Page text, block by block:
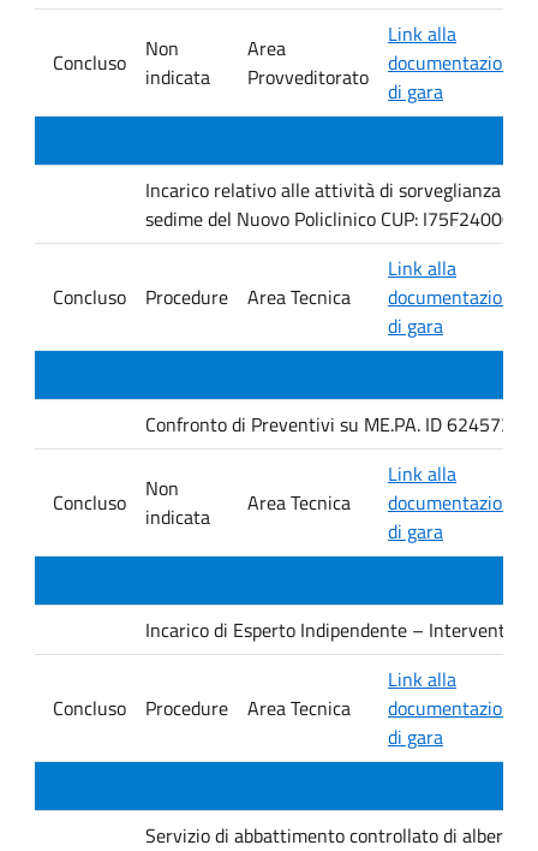
Concluso
Non
indicata
Area
Provveditorato
Link alla
documentazione
di gara
Incarico relativo alle attività di sorveglianza e
sedime del Nuovo Policlinico CUP:
Concluso Procedure Area Tecnica
Link alla
documentazione
di gara
Confronto di Preventivi su ME.PA. ID 6245735
Concluso
Non
indicata
Area Tecnica
Link alla
documentazione
di gara
Incarico di Esperto Indipendente – Interventi
Concluso Procedure Area Tecnica
Link alla
documentazione
di gara
Servizio di abbattimento controllato di